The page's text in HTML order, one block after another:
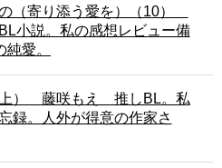
（寄り添う愛を）（10）
小説。私の感想レビュー備
愛。
上） 藤咲もえ 推しBL。私
録。人外が得意の作家さ